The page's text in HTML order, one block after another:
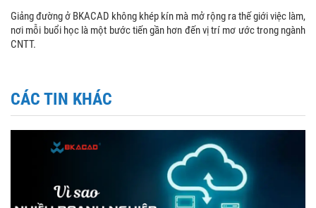
Giảng đường ở BKACAD không khép kín mà mở rộng ra thế giới việc làm,
nơi mỗi buổi học là một bước tiến gần hơn đến vị trí mơ ước trong ngành
CNTT.
CÁC TIN KHÁC